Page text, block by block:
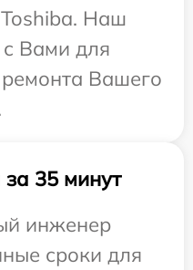
Наш
с Вами для
Вашего
35 минут
инженер
сроки для